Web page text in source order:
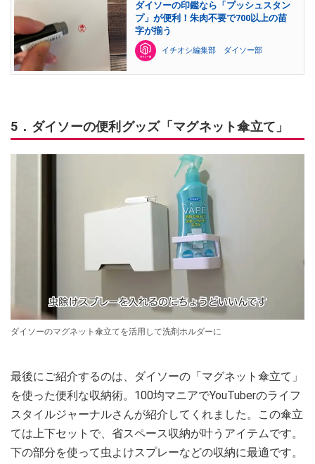
ダイソーの印鑑なら「プッシュスタン
プ」が便利！朱肉不要で700以上の苗
字が揃う
イチオシ編集部 ダイソー部
5．ダイソーの便利グッズ「マグネット傘立て」
ダイソーのマグネット傘立てを活用して洗剤ホルダーに
最後にご紹介するのは、ダイソーの「マグネット傘立て」
を使った便利な収納術。100均マニアでYouTuberのライフ
スタイルジャーナルさんが紹介してくれました。この傘立
ては上下セットで、省スペース収納が叶うアイテムです。
下の部分を使って虫よけスプレーなどの収納に最適です。